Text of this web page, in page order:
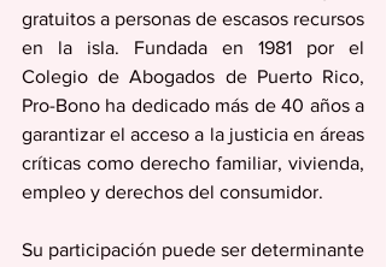
gratuitos a personas de escasos recursos
en la isla. Fundada en 1981 por el
Colegio de Abogados de Puerto Rico,
Pro-Bono ha dedicado más de 40 años a
garantizar el acceso a la justicia en áreas
críticas como derecho familiar, vivienda,
empleo y derechos del consumidor.
Su participación puede ser determinante